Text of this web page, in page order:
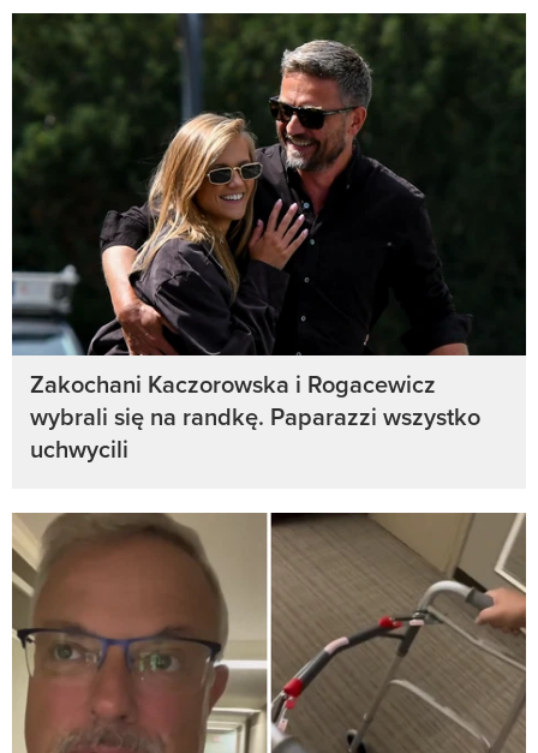
Zakochani Kaczorowska i Rogacewicz
wybrali się na randkę. Paparazzi wszystko
uchwycili